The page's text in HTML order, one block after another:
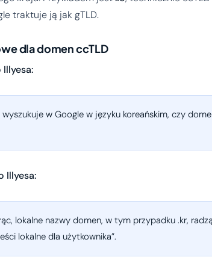
traktuje ją jak gTLD.
dla domen ccTLD
Illyesa:
wyszukuje w Google w języku koreańskim, czy
Illyesa:
lokalne nazwy domen, w tym przypadku .kr,
lokalne dla użytkownika”.